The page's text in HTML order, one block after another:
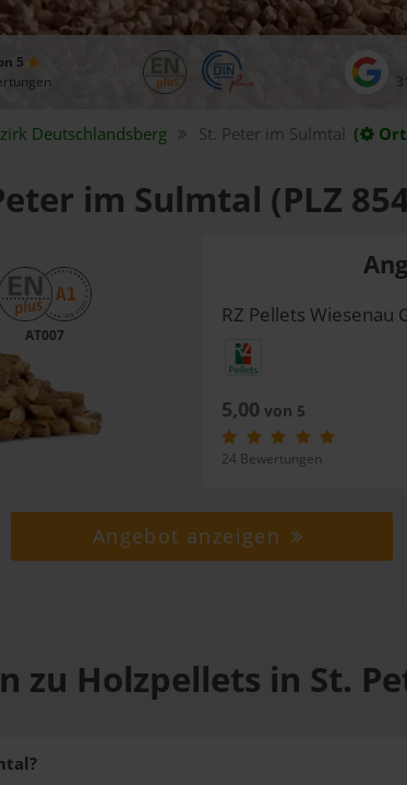
5
Deutschlandsberg St. Peter im Sulmtal (
im Sulmtal (PLZ
AT007
RZ Pellets Wiesenau
5,00 von 5
24 Bewertungen
Angebot anzeigen
zu Holzpellets in St.